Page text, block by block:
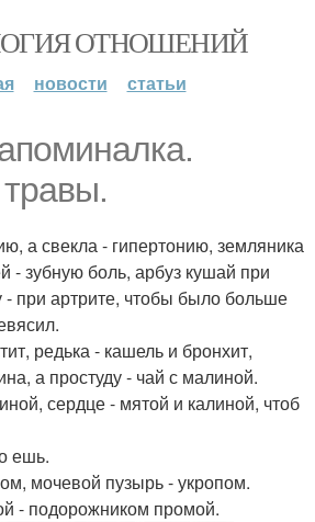
ОТНОШЕНИЙ
новости статьи
а свекла - гипертонию, земляника
- зубную боль, арбуз кушай при
- при артрите, чтобы было больше
редька - кашель и бронхит,
а простуду - чай с малиной.
сердце - мятой и калиной, чтоб
ешь.
мочевой пузырь - укропом.
- подорожником промой.